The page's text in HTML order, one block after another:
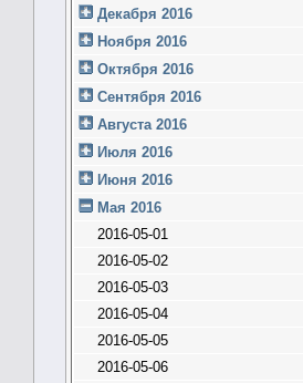
Декабря 2016
Ноября 2016
Октября 2016
Сентября 2016
Августа 2016
Июля 2016
Июня 2016
Мая 2016
2016-05-01
2016-05-02
2016-05-03
2016-05-04
2016-05-05
2016-05-06